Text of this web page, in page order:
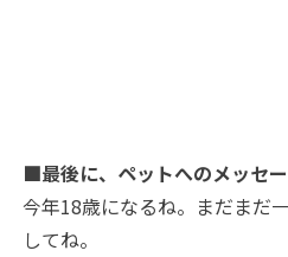
■最後に、ペットへのメッセ
今年18歳になるね。まだまだ
してね。